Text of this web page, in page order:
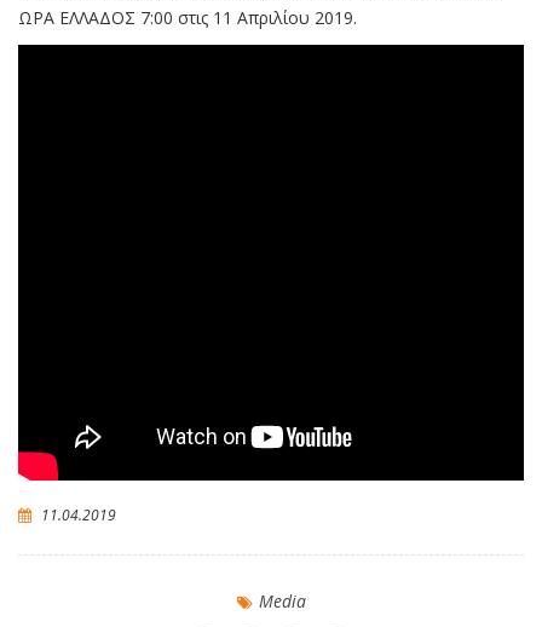
ΩΡΑ ΕΛΛAΔΟΣ 7:00 στις 11 Απριλίου 2019.
11.04.2019
Media